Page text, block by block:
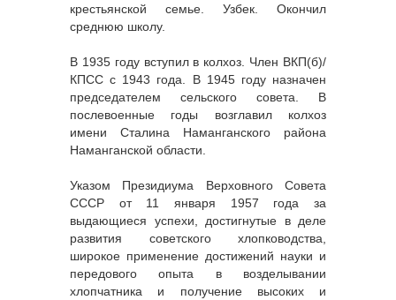
крестьянской семье. Узбек. Окончил
среднюю школу.
В 1935 году вступил в колхоз. Член ВКП(б)/
КПСС с 1943 года. В 1945 году назначен
председателем сельского совета. В
послевоенные годы возглавил колхоз
имени Сталина Наманганского района
Наманганской области.
Указом Президиума Верховного Совета
СССР от 11 января 1957 года за
выдающиеся успехи, достигнутые в деле
развития советского хлопководства,
широкое применение достижений науки и
передового опыта в возделывании
хлопчатника и получение высоких и